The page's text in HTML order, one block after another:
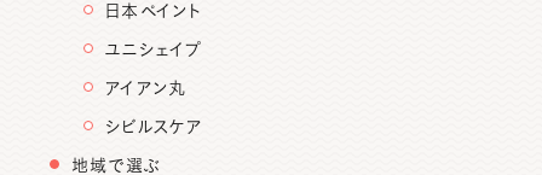
日本ペイント
ユニシェイプ
アイアン丸
シビルスケア
地域で選ぶ